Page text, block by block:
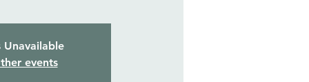
Unavailable
events